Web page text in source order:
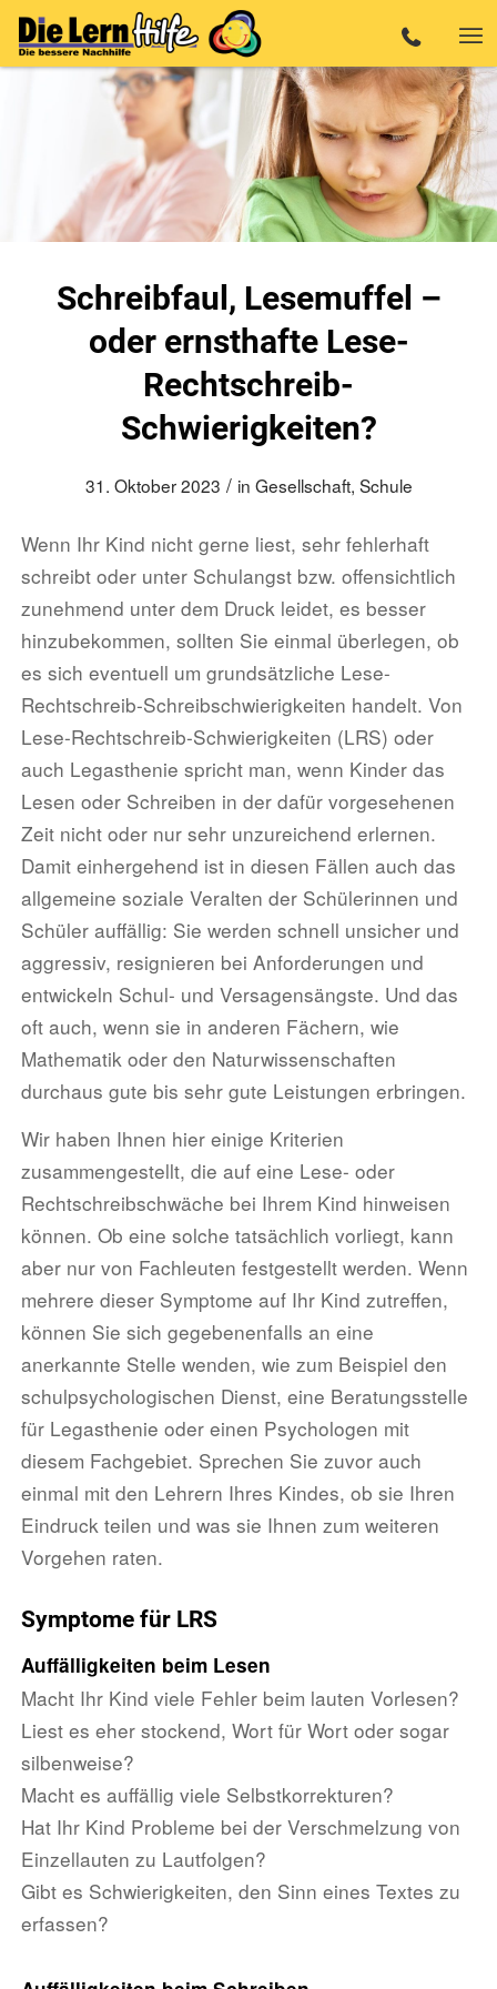
Schreibfaul, Lesemuffel –
oder ernsthafte Lese-
Rechtschreib-
Schwierigkeiten?
31. Oktober 2023 / in Gesellschaft, Schule
Wenn Ihr Kind nicht gerne liest, sehr fehlerhaft
schreibt oder unter Schulangst bzw. offensichtlich
zunehmend unter dem Druck leidet, es besser
hinzubekommen, sollten Sie einmal überlegen, ob
es sich eventuell um grundsätzliche Lese-
Rechtschreib-Schreibschwierigkeiten handelt. Von
Lese-Rechtschreib-Schwierigkeiten (LRS) oder
auch Legasthenie spricht man, wenn Kinder das
Lesen oder Schreiben in der dafür vorgesehenen
Zeit nicht oder nur sehr unzureichend erlernen.
Damit einhergehend ist in diesen Fällen auch das
allgemeine soziale Veralten der Schülerinnen und
Schüler auffällig: Sie werden schnell unsicher und
aggressiv, resignieren bei Anforderungen und
entwickeln Schul- und Versagensängste. Und das
oft auch, wenn sie in anderen Fächern, wie
Mathematik oder den Naturwissenschaften
durchaus gute bis sehr gute Leistungen erbringen.
Wir haben Ihnen hier einige Kriterien
zusammengestellt, die auf eine Lese- oder
Rechtschreibschwäche bei Ihrem Kind hinweisen
können. Ob eine solche tatsächlich vorliegt, kann
aber nur von Fachleuten festgestellt werden. Wenn
mehrere dieser Symptome auf Ihr Kind zutreffen,
können Sie sich gegebenenfalls an eine
anerkannte Stelle wenden, wie zum Beispiel den
schulpsychologischen Dienst, eine Beratungsstelle
für Legasthenie oder einen Psychologen mit
diesem Fachgebiet. Sprechen Sie zuvor auch
einmal mit den Lehrern Ihres Kindes, ob sie Ihren
Eindruck teilen und was sie Ihnen zum weiteren
Vorgehen raten.
Symptome für LRS
Auffälligkeiten beim Lesen
Macht Ihr Kind viele Fehler beim lauten Vorlesen?
Liest es eher stockend, Wort für Wort oder sogar
silbenweise?
Macht es auffällig viele Selbstkorrekturen?
Hat Ihr Kind Probleme bei der Verschmelzung von
Einzellauten zu Lautfolgen?
Gibt es Schwierigkeiten, den Sinn eines Textes zu
erfassen?